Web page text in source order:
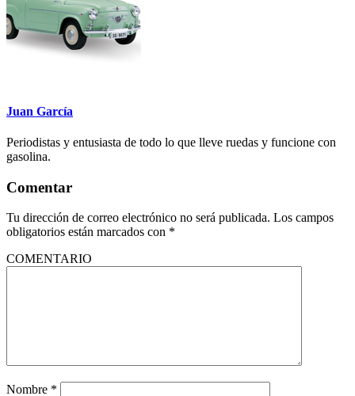
Juan García
Periodistas y entusiasta de todo lo que lleve ruedas y funcione con
gasolina.
Comentar
Tu dirección de correo electrónico no será publicada. Los campos
obligatorios están marcados con *
COMENTARIO
Nombre *